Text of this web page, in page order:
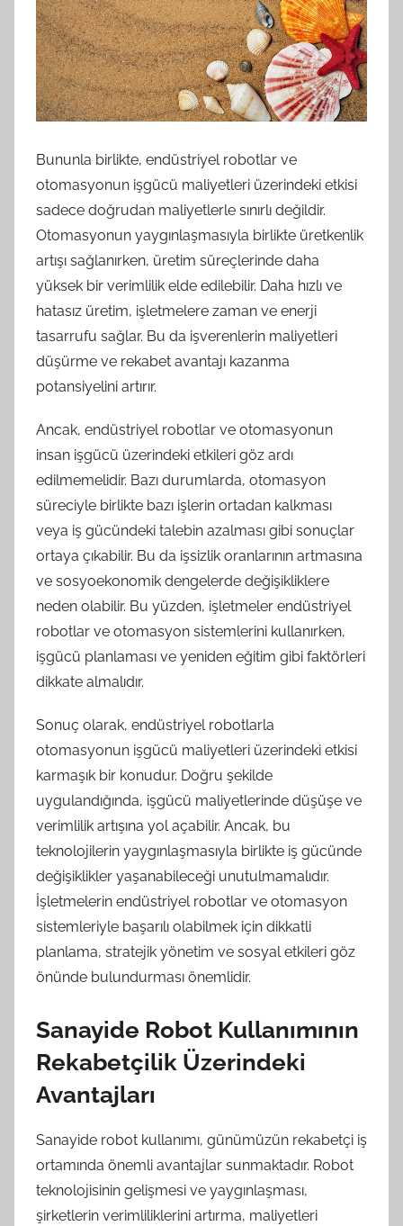
Bununla birlikte, endüstriyel robotlar ve
otomasyonun işgücü maliyetleri üzerindeki etkisi
sadece doğrudan maliyetlerle sınırlı değildir.
Otomasyonun yaygınlaşmasıyla birlikte üretkenlik
artışı sağlanırken, üretim süreçlerinde daha
yüksek bir verimlilik elde edilebilir. Daha hızlı ve
hatasız üretim, işletmelere zaman ve enerji
tasarrufu sağlar. Bu da işverenlerin maliyetleri
düşürme ve rekabet avantajı kazanma
potansiyelini artırır.
Ancak, endüstriyel robotlar ve otomasyonun
insan işgücü üzerindeki etkileri göz ardı
edilmemelidir. Bazı durumlarda, otomasyon
süreciyle birlikte bazı işlerin ortadan kalkması
veya iş gücündeki talebin azalması gibi sonuçlar
ortaya çıkabilir. Bu da işsizlik oranlarının artmasına
ve sosyoekonomik dengelerde değişikliklere
neden olabilir. Bu yüzden, işletmeler endüstriyel
robotlar ve otomasyon sistemlerini kullanırken,
işgücü planlaması ve yeniden eğitim gibi faktörleri
dikkate almalıdır.
Sonuç olarak, endüstriyel robotlarla
otomasyonun işgücü maliyetleri üzerindeki etkisi
karmaşık bir konudur. Doğru şekilde
uygulandığında, işgücü maliyetlerinde düşüşe ve
verimlilik artışına yol açabilir. Ancak, bu
teknolojilerin yaygınlaşmasıyla birlikte iş gücünde
değişiklikler yaşanabileceği unutulmamalıdır.
İşletmelerin endüstriyel robotlar ve otomasyon
sistemleriyle başarılı olabilmek için dikkatli
planlama, stratejik yönetim ve sosyal etkileri göz
önünde bulundurması önemlidir.
Sanayide Robot Kullanımının
Rekabetçilik Üzerindeki
Avantajları
Sanayide robot kullanımı, günümüzün rekabetçi iş
ortamında önemli avantajlar sunmaktadır. Robot
teknolojisinin gelişmesi ve yaygınlaşması,
şirketlerin verimliliklerini artırma, maliyetleri